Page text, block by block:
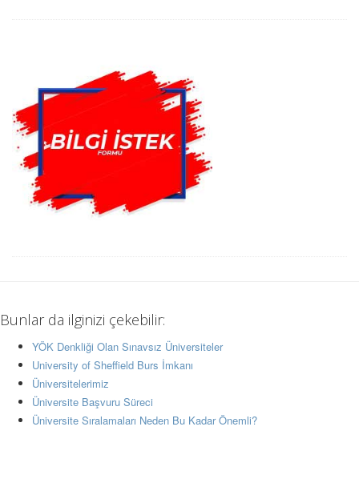
Bunlar da ilginizi çekebilir:
YÖK Denkliği Olan Sınavsız Üniversiteler
University of Sheffield Burs İmkanı
Üniversitelerimiz
Üniversite Başvuru Süreci
Üniversite Sıralamaları Neden Bu Kadar Önemli?